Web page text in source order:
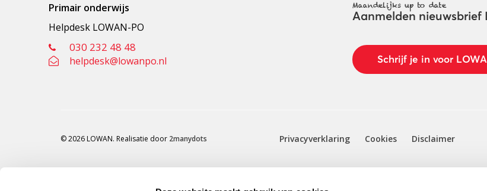
Primair onderwijs
Helpdesk LOWAN-PO
030 232 48 48
helpdesk@lowanpo.nl
Maandelijks up to date
Aanmelden nieuwsbrief
Schrijf je in voor
© 2026 LOWAN. Realisatie door 2manydots Privacyverklaring Cookies Disclaimer